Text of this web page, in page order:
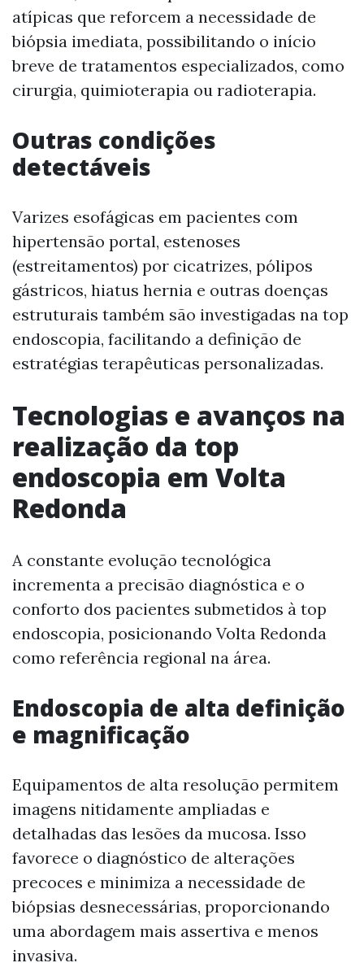
atípicas que reforcem a necessidade de
biópsia imediata, possibilitando o início
breve de tratamentos especializados, como
cirurgia, quimioterapia ou radioterapia.
Outras condições
detectáveis
Varizes esofágicas em pacientes com
hipertensão portal, estenoses
(estreitamentos) por cicatrizes, pólipos
gástricos, hiatus hernia e outras doenças
estruturais também são investigadas na top
endoscopia, facilitando a definição de
estratégias terapêuticas personalizadas.
Tecnologias e avanços na
realização da top
endoscopia em Volta
Redonda
A constante evolução tecnológica
incrementa a precisão diagnóstica e o
conforto dos pacientes submetidos à top
endoscopia, posicionando Volta Redonda
como referência regional na área.
Endoscopia de alta definição
e magnificação
Equipamentos de alta resolução permitem
imagens nitidamente ampliadas e
detalhadas das lesões da mucosa. Isso
favorece o diagnóstico de alterações
precoces e minimiza a necessidade de
biópsias desnecessárias, proporcionando
uma abordagem mais assertiva e menos
invasiva.